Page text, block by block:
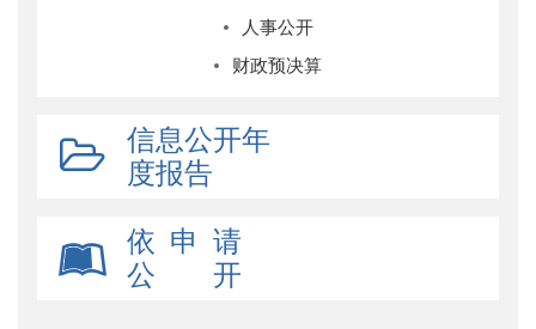
人事公开
财政预决算
信息公开年
度报告
依 申 请
公 开